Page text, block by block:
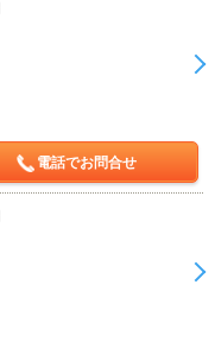
電話でお問合せ